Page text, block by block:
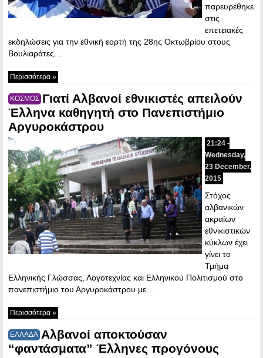
παρευρέθηκε
στις
επετειακές
εκδηλώσεις για την εθνική εορτή της 28ης Οκτωβρίου στους
Βουλιαράτες…
Περισσότερα »
ΚΟΣΜΟΣ Γιατί Αλβανοί εθνικιστές απειλούν
Έλληνα καθηγητή στο Πανεπιστήμιο
Αργυροκάστρου
21:24 -
Wednesday,
23 December,
2015
Στόχος
αλβανικών
ακραίων
εθνικιστικών
κύκλων έχει
γίνει το
Τμήμα
Ελληνικής Γλώσσας, Λογοτεχνίας και Ελληνικού Πολιτισμού στο
πανεπιστήμιο του Αργυροκάστρου με…
Περισσότερα »
ΕΛΛΑΔΑ Αλβανοί αποκτούσαν
“φαντάσματα” Έλληνες προγόνους